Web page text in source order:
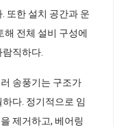
또한 설치 공간과 운
해 전체 설비 구성에
직하다.
송풍기는 구조가
다. 정기적으로 임
제거하고, 베어링